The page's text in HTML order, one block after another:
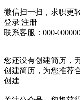
微信扫一扫，求职更
登录 注册
联系客服：000-
您还没有创建简历，
创建简历，为您推荐
创建